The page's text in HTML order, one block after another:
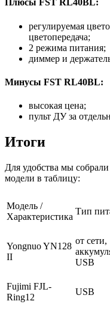
Плюсы FST RL40BL:
регулируемая
цветопередача;
2 режима питания;
диммер и
Минусы FST RL40BL:
высокая цена;
пульт ДУ за
Итоги
Для удобства мы
модели в таблицу:
Модель /
Характеристика
Тип
Yongnuo YN128
II
от сети,
USB
Fujimi FJL-
Ring12
USB